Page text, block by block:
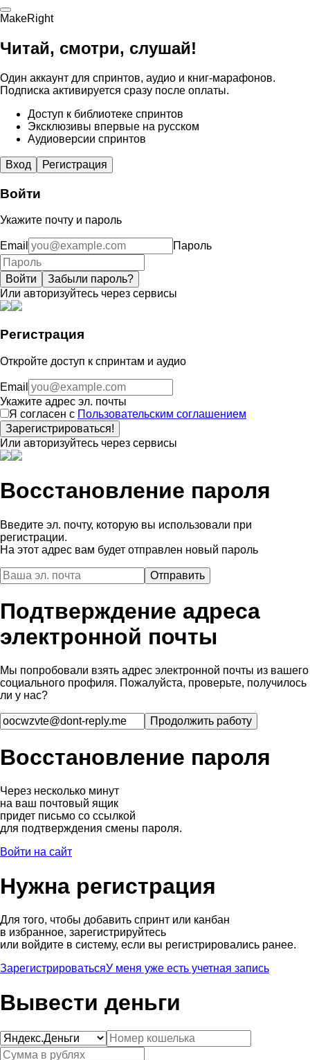
MakeRight
Читай, смотри, слушай!
Один аккаунт для спринтов, аудио и книг-марафонов.
Подписка активируется сразу после оплаты.
Доступ к библиотеке спринтов
Эксклюзивы впервые на русском
Аудиоверсии спринтов
Вход Регистрация
Войти
Укажите почту и пароль
Email Пароль
Войти
Забыли пароль?
Или авторизуйтесь через сервисы
Регистрация
Откройте доступ к спринтам и аудио
Email
Укажите адрес эл. почты
Я согласен с Пользовательским соглашением
Зарегистрироваться!
Или авторизуйтесь через сервисы
Восстановление пароля
Введите эл. почту, которую вы использовали при
регистрации.
На этот адрес вам будет отправлен новый пароль
Подтверждение адреса
электронной почты
Мы попробовали взять адрес электронной почты из вашего
социального профиля. Пожалуйста, проверьте, получилось
ли у нас?
Восстановление пароля
Через несколько минут
на ваш почтовый ящик
придет письмо со ссылкой
для подтверждения смены пароля.
Войти на сайт
Нужна регистрация
Для того, чтобы добавить спринт или канбан
в избранное, зарегистрируйтесь
или войдите в систему, если вы регистрировались ранее.
ЗарегистрироватьсяУ меня уже есть учетная запись
Вывести деньги